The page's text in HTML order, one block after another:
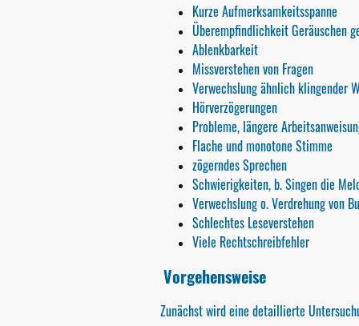
Kurze Aufmerksamkeitsspanne
Überempfindlichkeit Geräuschen
Ablenkbarkeit
Missverstehen von Fragen
Verwechslung ähnlich klingender
Hörverzögerungen
Probleme, längere
Flache und monotone Stimme
zögerndes Sprechen
Schwierigkeiten, b. Singen die
Verwechslung o. Verdrehung von
Schlechtes Leseverstehen
Viele Rechtschreibfehler
Vorgehensweise
Zunächst wird eine detaillierte